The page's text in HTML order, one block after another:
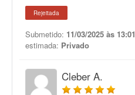
Rejeitada
Submetido: 11/03/2025 às 13:01
estimada: Privado
Cleber A.